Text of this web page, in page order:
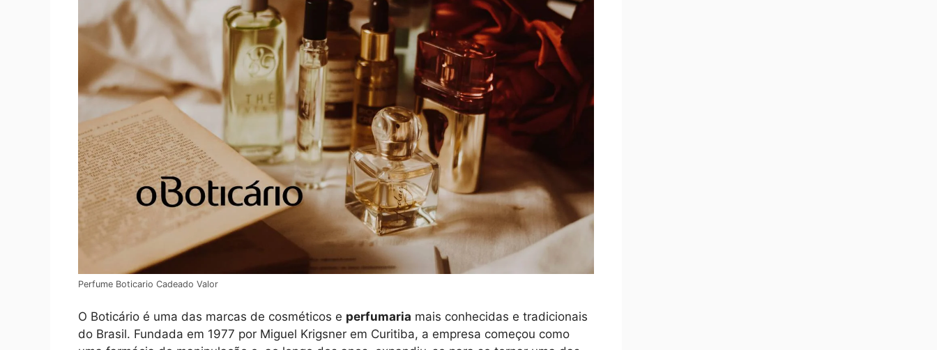
Perfume Boticario Cadeado Valor
O Boticário é uma das marcas de cosméticos e perfumaria mais conhecidas e tradicionais
do Brasil. Fundada em 1977 por Miguel Krigsner em Curitiba, a empresa começou como